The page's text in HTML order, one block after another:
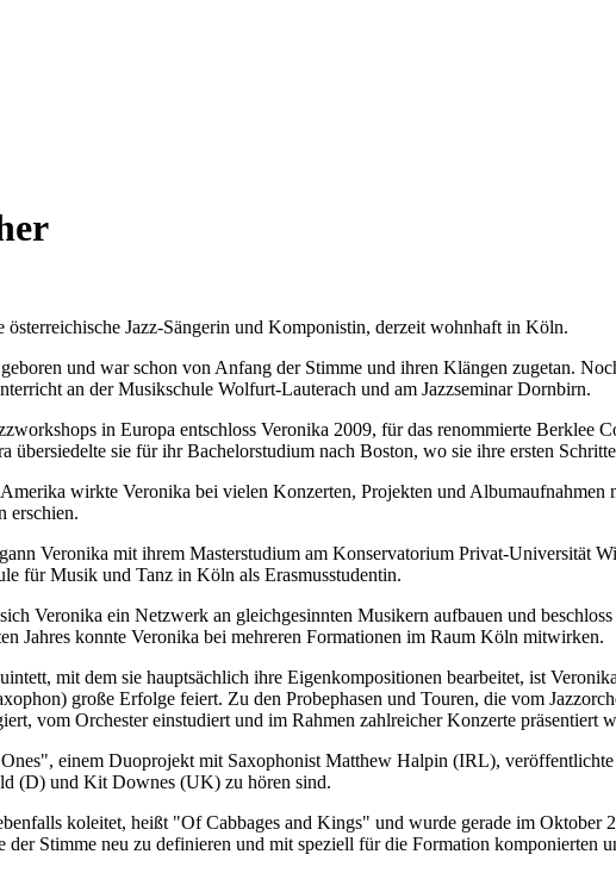
Jazz-Sängerin und Komponistin, derzeit wohnhaft in Köln.
und war schon von Anfang der Stimme und ihren Klängen zugetan.
an der Musikschule Wolfurt-Lauterach und am Jazzseminar Dornbirn.
in Europa entschloss Veronika 2009, für das renommierte
übersiedelte sie für ihr Bachelorstudium nach Boston, wo sie ihre ersten
wirkte Veronika bei vielen Konzerten, Projekten und
erschien.
Veronika mit ihrem Masterstudium am Konservatorium Privat-Universität
für Musik und Tanz in Köln als Erasmusstudentin.
Veronika ein Netzwerk an gleichgesinnten Musikern aufbauen und
Jahres konnte Veronika bei mehreren Formationen im Raum Köln mitwirken.
mit dem sie hauptsächlich ihre Eigenkompositionen bearbeitet, ist
große Erfolge feiert. Zu den Probephasen und Touren, die vom
vom Orchester einstudiert und im Rahmen zahlreicher Konzerte präsentiert
einem Duoprojekt mit Saxophonist Matthew Halpin (IRL),
(D) und Kit Downes (UK) zu hören sind.
koleitet, heißt "Of Cabbages and Kings" und wurde gerade im
Stimme neu zu definieren und mit speziell für die Formation komponierten